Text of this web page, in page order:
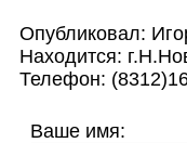
Опубликовал:
Находится:
Телефон:
Ваше имя: